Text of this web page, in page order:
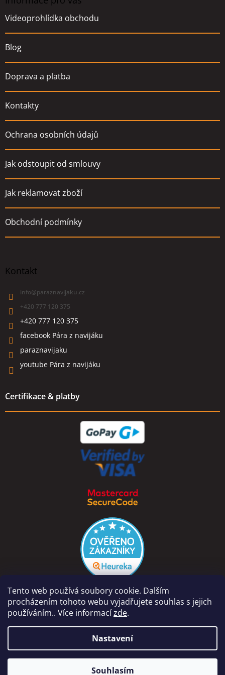
Tento web používá soubory cookie. Dalším
procházením tohoto webu vyjadřujete souhlas s jejich
používáním.. Více informacízde.
Nastavení
Souhlasím
Naše prodejna na adrese Dolní Vinice 454, 277 41 Kly je otevřena
Videoprohlídka obchodu
Blog
Doprava a platba
Kontakty
Ochrana osobních údajů
Jak odstoupit od smlouvy
Jak reklamovat zboží
Obchodní podmínky
Kontakt
info@paraznavijaku.cz
+420 777 120 375
+420 777 120 375
facebook Pára z navijáku
paraznavijaku
youtube Pára z navijáku
Certifikace & platby
Copyright 2026PÁRA Z NAVIJÁKU - Ondřej Rutkowski.
Všechna práva vyhrazena.